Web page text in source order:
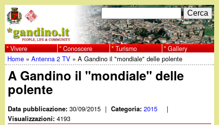
al
contenuto
principale
w
w
w
F
o
r
m
i
C
e
r
c
a
Vivere Conoscere Turismo Gallery
Tu
sei
qui
Home »Antenna 2 TV »A Gandino il "mondiale" delle polente
A Gandino il "mondiale" delle
polente
Data pubblicazione:30/09/2015 | Categoria:2015 |
Visualizzazioni:4193